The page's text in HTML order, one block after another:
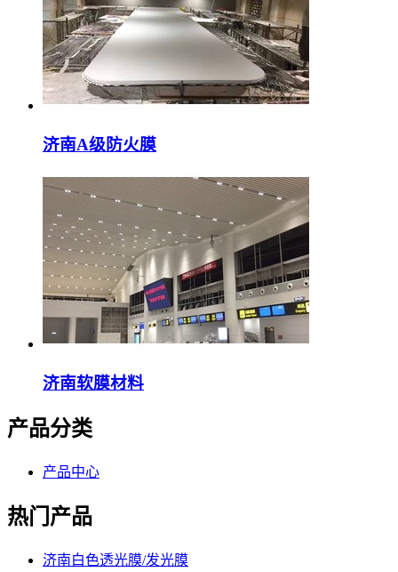
济南A级防火膜
济南软膜材料
产品分类
产品中心
热门产品
济南白色透光膜/发光膜